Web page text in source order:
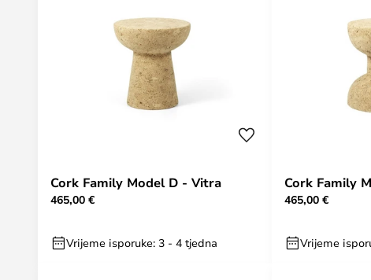
Cork Family Model D - Vitra
465,00 €
Vrijeme isporuke: 3 - 4 tjedna
Cork Family
465,00 €
Vrijeme